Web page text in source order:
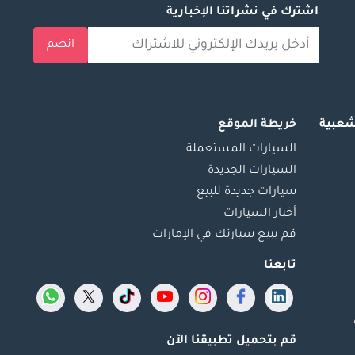
اشترك في نشراتنا الإخبارية
انضم
خريطة الموقع
السيارات المستعملة
السيارات الجديدة
سيارات جديدة للبيع
أخبار السيارات
قم ببيع سيارتك في الإمارات
تابعنا
قم بتحميل تطبيقنا الآن